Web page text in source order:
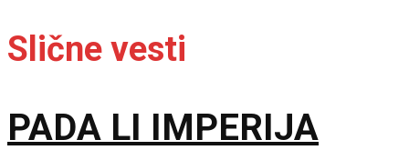
Slične vesti
PADA LI IMPERIJA